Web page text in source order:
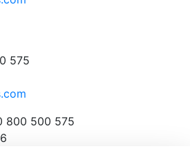
575
800 500 575